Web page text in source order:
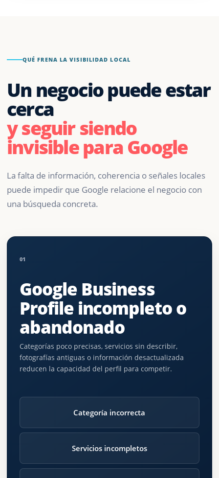
QUÉ FRENA LA VISIBILIDAD LOCAL
Un negocio puede estar
cerca
y seguir siendo
invisible para Google
La falta de información, coherencia o señales locales
puede impedir que Google relacione el negocio con
una búsqueda concreta.
01
Google Business
Profile incompleto o
abandonado
Categorías poco precisas, servicios sin describir,
fotografías antiguas o información desactualizada
reducen la capacidad del perfil para competir.
Categoría incorrecta
Servicios incompletos